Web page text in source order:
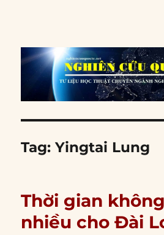
Tag:Yingtai Lung
Thời gian
nhiều cho Đài